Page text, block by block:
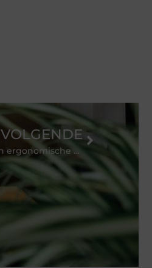
VOLGENDE
Welke voordelen heeft een ergonomische bureaustoel?